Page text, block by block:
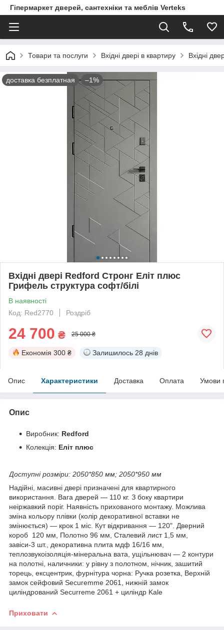
Гіпермаркет дверей, сантехніки та меблів Verteks
Товари та послуги Вхідні двері в квартиру Вхідні
доставка безплатная –1%
Вхідні двері Redford Стронг Еліт плюс
Грифель структура софт/білі
В наявності
Код: Red2770
Роздріб
24 700 ₴ 25 000 ₴
Економія 300 ₴ Залишилось 28 днів
Опис Характеристики Доставка Оплата Умови
Опис
Виробник: Redford
Колекція: Еліт плюс
Доступні розміри: 2050*850 мм; 2050*950 мм
Надійні, масивні двері призначені для квартирного
використання. Вага дверей — 110 кг. З боку квартири
неіржавкий поріг. Наявність прихованого монтажу. Можлива
зміна кольору плівки (колір декоративної вставки не
змінюється) — крок 1 міс. Кут відкривання — 120". Дверний
короб 120 мм, Полотно 96 мм, Сталевий лист 1,5 мм,
завіси-3 шт., декоративна плита мдф 16/16 мм,
теплозвукоізоляція-мінеральна вата, ущільнювач — 2 контури
на полотні, наличники: у рівну з полотном, нічник, зашитий
торець, ексцентрик, фурнітура чорна: Ручка розетка, Верхній
замок сейфовий Securemme 2061, нижній замок
циліндрований Securreme 2061 + циліндр Kale
Приховати